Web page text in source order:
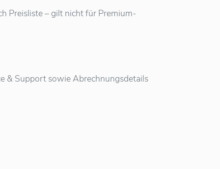
Preisliste – gilt nicht für Premium-
& Support sowie Abrechnungsdetails